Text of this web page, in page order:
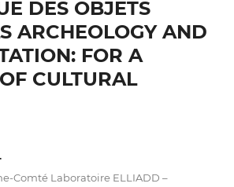
DES OBJETS
ARCHEOLOGY AND
FOR A
CULTURAL
Comté Laboratoire ELLIADD –